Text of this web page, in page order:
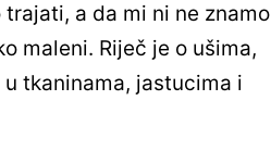
a da mi ni ne znamo
maleni. Riječ je o ušima,
tkaninama, jastucima i